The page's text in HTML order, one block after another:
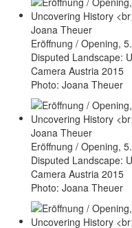
Eröffnung / Opening,
Disputed Landscape:
Camera Austria 2015
Photo: Joana Theuer
Eröffnung / Opening,
Disputed Landscape:
Camera Austria 2015
Photo: Joana Theuer